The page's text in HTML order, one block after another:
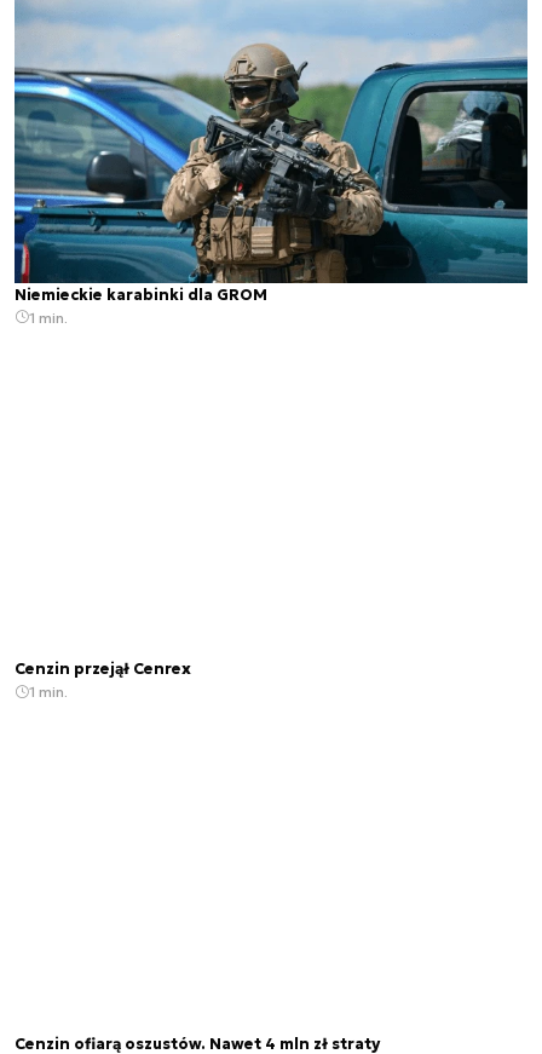
Niemieckie karabinki dla GROM
1 min.
Cenzin przejął Cenrex
1 min.
Cenzin ofiarą oszustów. Nawet 4 mln zł straty